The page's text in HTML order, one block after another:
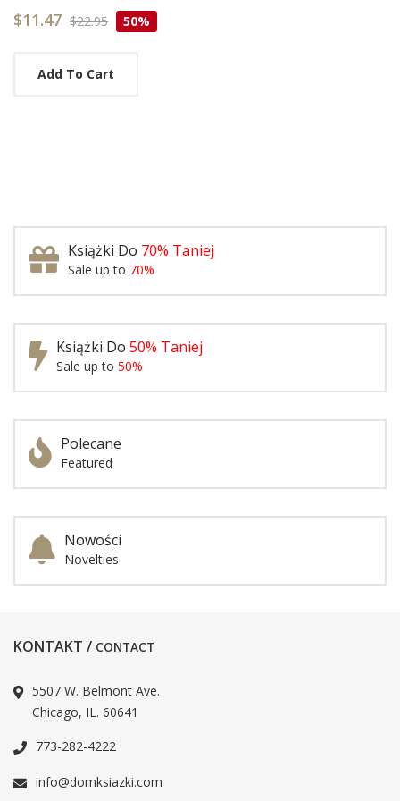
$11.47 $22.95 50%
Add To Cart
Książki Do 70% Taniej
Sale up to 70%
Książki Do 50% Taniej
Sale up to 50%
Polecane
Featured
Nowości
Novelties
KONTAKT / CONTACT
5507 W. Belmont Ave.
Chicago, IL. 60641
773-282-4222
info@domksiazki.com